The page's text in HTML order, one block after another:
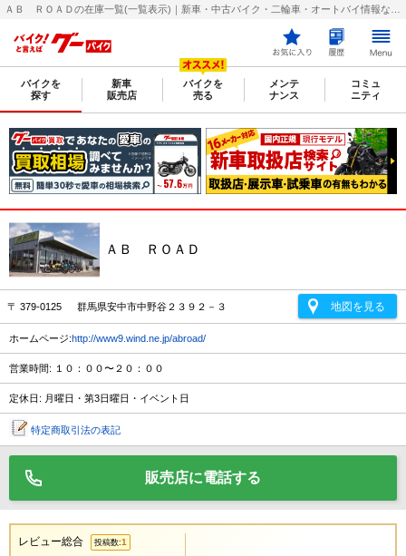
バイクを
探す
新車
販売店
バイクを
売る
メンテ
ナンス
コミュ
ニティ
ＡＢ ＲＯＡＤ
〒 379-0125 群馬県安中市中野谷２３９２－３ 地図を見る
ホームページ:http://www9.wind.ne.jp/abroad/
営業時間: １０：００〜２０：００
定休日: 月曜日・第3日曜日・イベント日
特定商取引法の表記
販売店に電話する
レビュー総合 投稿数:1